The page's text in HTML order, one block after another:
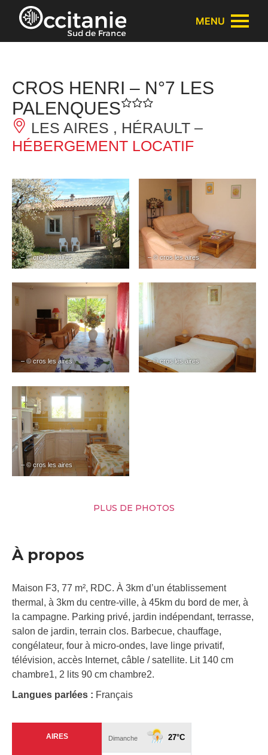
Panneau de gestion des cookies
MENU
CROS HENRI – N°7 LES
PALENQUES
LES AIRES , HÉRAULT –
HÉBERGEMENT LOCATIF
– © cros les aires – © cros les aires
– © cros les aires – © cros les aires
– © cros les aires
PLUS DE PHOTOS
À propos
Maison F3, 77 m², RDC. À 3km d’un établissement
thermal, à 3km du centre-ville, à 45km du bord de mer, à
la campagne. Parking privé, jardin indépendant, terrasse,
salon de jardin, terrain clos. Barbecue, chauffage,
congélateur, four à micro-ondes, lave linge privatif,
télévision, accès Internet, câble / satellite. Lit 140 cm
chambre1, 2 lits 90 cm chambre2.
Langues parlées : Français